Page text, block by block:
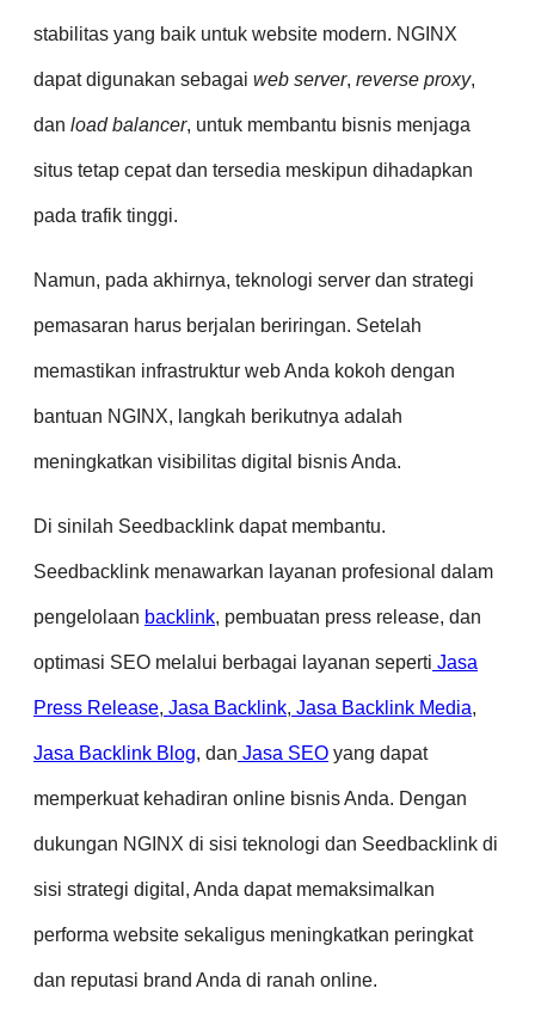
stabilitas yang baik untuk website modern. NGINX
dapat digunakan sebagai web server, reverse proxy,
dan load balancer, untuk membantu bisnis menjaga
situs tetap cepat dan tersedia meskipun dihadapkan
pada trafik tinggi.
Namun, pada akhirnya, teknologi server dan strategi
pemasaran harus berjalan beriringan. Setelah
memastikan infrastruktur web Anda kokoh dengan
bantuan NGINX, langkah berikutnya adalah
meningkatkan visibilitas digital bisnis Anda.
Di sinilah Seedbacklink dapat membantu.
Seedbacklink menawarkan layanan profesional dalam
pengelolaan backlink, pembuatan press release, dan
optimasi SEO melalui berbagai layanan seperti Jasa
Press Release, Jasa Backlink, Jasa Backlink Media,
Jasa Backlink Blog, dan Jasa SEO yang dapat
memperkuat kehadiran online bisnis Anda. Dengan
dukungan NGINX di sisi teknologi dan Seedbacklink di
sisi strategi digital, Anda dapat memaksimalkan
performa website sekaligus meningkatkan peringkat
dan reputasi brand Anda di ranah online.